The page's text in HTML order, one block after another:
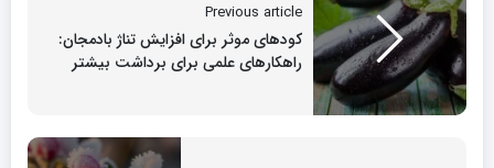
Previous article
کودهای موثر برای افزایش تناژ بادمجان:
راهکارهای علمی برای برداشت بیشتر